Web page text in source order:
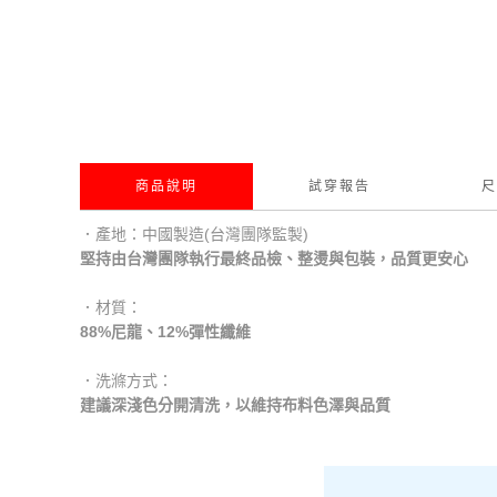
商品說明 試穿報告
．產地：中國製造(台灣團隊監製)
堅持由台灣團隊執行最終品檢、整燙與包裝，品質更安心
．材質：
88%尼龍、12%彈性纖維
．洗滌方式：
建議深淺色分開清洗，以維持布料色澤與品質